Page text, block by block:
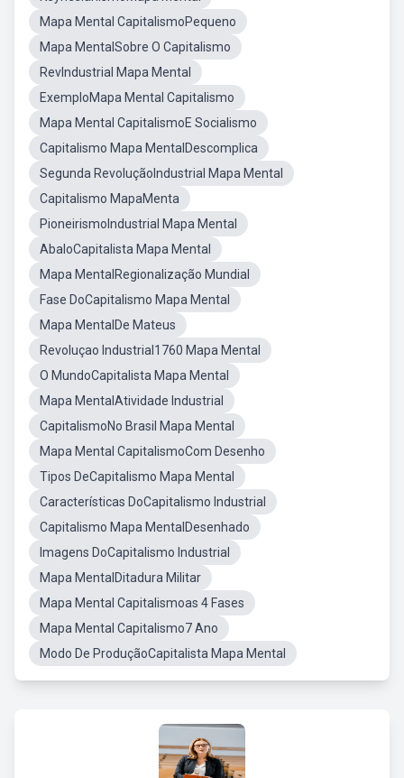
Mapa Mental CapitalismoPequeno
Mapa MentalSobre O Capitalismo
RevIndustrial Mapa Mental
ExemploMapa Mental Capitalismo
Mapa Mental CapitalismoE Socialismo
Capitalismo Mapa MentalDescomplica
Segunda RevoluçãoIndustrial Mapa Mental
Capitalismo MapaMenta
PioneirismoIndustrial Mapa Mental
AbaloCapitalista Mapa Mental
Mapa MentalRegionalização Mundial
Fase DoCapitalismo Mapa Mental
Mapa MentalDe Mateus
Revoluçao Industrial1760 Mapa Mental
O MundoCapitalista Mapa Mental
Mapa MentalAtividade Industrial
CapitalismoNo Brasil Mapa Mental
Mapa Mental CapitalismoCom Desenho
Tipos DeCapitalismo Mapa Mental
Características DoCapitalismo Industrial
Capitalismo Mapa MentalDesenhado
Imagens DoCapitalismo Industrial
Mapa MentalDitadura Militar
Mapa Mental Capitalismoas 4 Fases
Mapa Mental Capitalismo7 Ano
Modo De ProduçãoCapitalista Mapa Mental